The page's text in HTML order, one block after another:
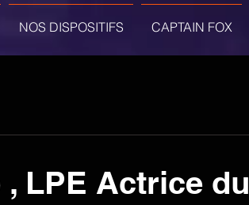
NOS DISPOSITIFS CAPTAIN FOX
, LPE Actrice du